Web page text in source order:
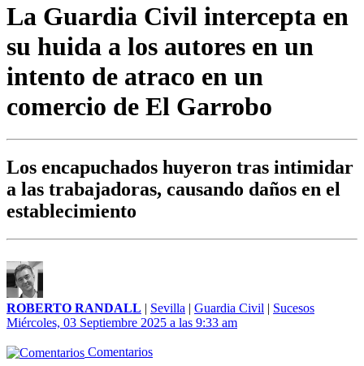
La Guardia Civil intercepta en
su huida a los autores en un
intento de atraco en un
comercio de El Garrobo
Los encapuchados huyeron tras intimidar
a las trabajadoras, causando daños en el
establecimiento
ROBERTO RANDALL | Sevilla | Guardia Civil | Sucesos
Miércoles, 03 Septiembre 2025 a las 9:33 am
Comentarios